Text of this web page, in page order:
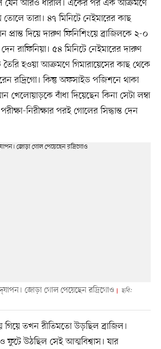
যেন আরও ধারাল। একের পর এক আক্রমণে
তোলে তারা। ৪৭ মিনিটে নেইমারের কাছ
দিয়ে দারুণ ফিনিশিংয়ে ব্রাজিলকে ২-০
রাফিনিয়া। ৫৪ মিনিটে নেইমারের দারুণ
হওয়া আক্রমণে গিমারায়েসের কাছ থেকে
রদ্রিগো। কিন্তু অফসাইড পজিশনে থাকা
খেলোয়াড়কে বাঁধা দিয়েছেন কিনা সেটা লম্বা
নিরীক্ষার পরই গোলের সিদ্ধান্ত দেন
জোড়া গোল পেয়েছেন রদ্রিগোও
ছবি:
তখন রীতিমতো উড়ছিল ব্রাজিল।
ফুটে উঠছিল সেই আত্মবিশ্বাস। যার